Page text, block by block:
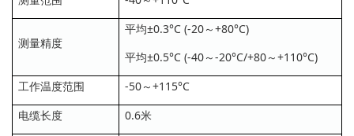
测量精度
平均±0.3°C (-20～+80°C)
平均±0.5°C (-40～-20°C/+80～+110°C)
工作温度范围
-50～+115°C
电缆长度
0.6米